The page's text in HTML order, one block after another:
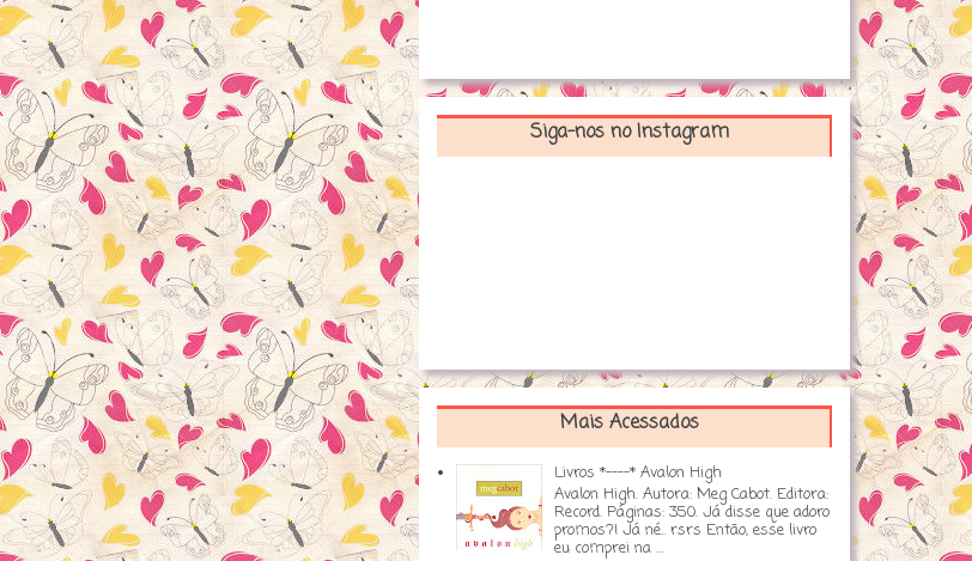
Siga-nos no Instagram
Mais Acessados
Livros *----* Avalon High
Avalon High. Autora: Meg Cabot. Editora:
Record. Páginas: 350. Já disse que adoro
promos?! Já né.. rsrs Então, esse livro
eu comprei na ...